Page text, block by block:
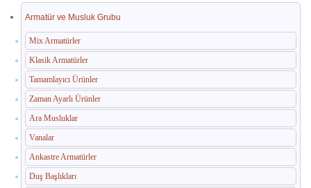
Dış Mekan Çöp Kovaları
Küllükler ve Sigara Atık Üniteleri
El Kurutma Makineleri
🔐 En Güvenilir Adres
Fotoselli Kağıt Havluluklar
Sabunluklar
Otel Ekipmanları
Armatür ve Musluk Grubu
Mix Armatürler
Klasik Armatürler
Tamamlayıcı Ürünler
Zaman Ayarlı Ürünler
Ara Musluklar
Vanalar
Ankastre Armatürler
Duş Başlıkları